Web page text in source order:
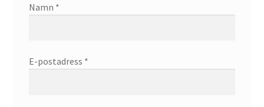
Namn *
E-postadress *